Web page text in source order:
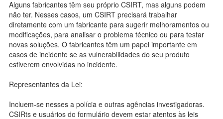
Alguns fabricantes têm seu próprio CSIRT, mas alguns podem
não ter. Nesses casos, um CSIRT precisará trabalhar
diretamente com um fabricante para sugerir melhoramentos ou
modificações, para analisar o problema técnico ou para testar
novas soluções. O fabricantes têm um papel importante em
casos de incidente se as vulnerabilidades do seu produto
estiverem envolvidas no incidente.
Representantes da Lei:
Incluem-se nesses a polícia e outras agências investigadoras.
CSIRts e usuários do formulário devem estar atentos às leis